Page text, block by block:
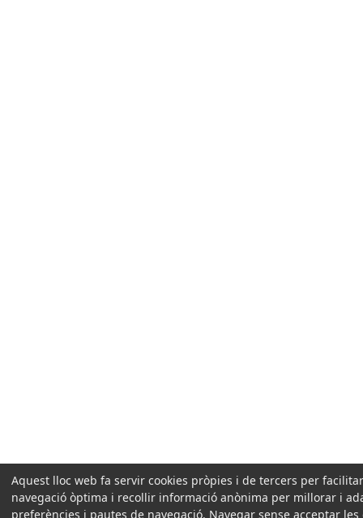
Aquest lloc web fa servir cookies pròpies i de tercers per
navegació òptima i recollir informació anònima per millorar i
preferències i pautes de navegació. Navegar sense acceptar